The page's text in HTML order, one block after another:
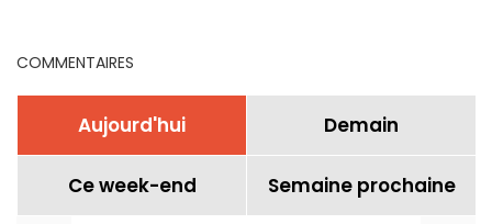
COMMENTAIRES
Aujourd'hui Demain
Ce week-end Semaine prochaine